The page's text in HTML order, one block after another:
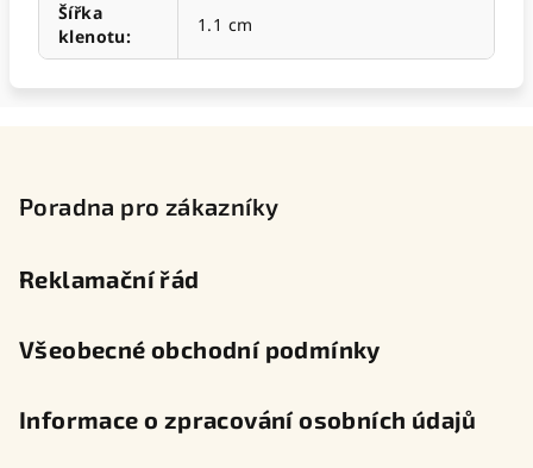
Šířka
klenotu:
1.1 cm
Poradna pro zákazníky
Reklamační řád
Všeobecné obchodní podmínky
Informace o zpracování osobních údajů